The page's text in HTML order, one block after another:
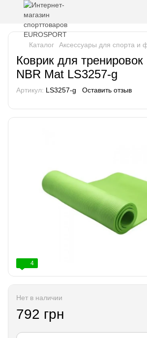
Каталог Аксессуары для спорта и
Коврик для тренировок
NBR Mat LS3257-g
Артикул: LS3257-g Оставить отзыв
4
Нет в наличии
792 грн